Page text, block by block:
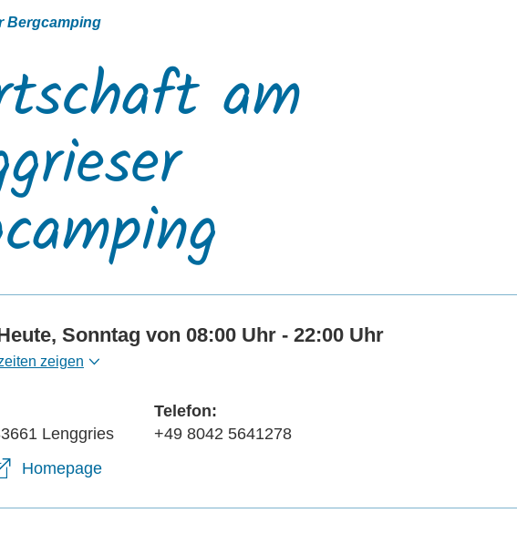
Bergcamping
am
Sonntag von 08:00 Uhr - 22:00 Uhr
zeigen
Lenggries
Telefon:
+49 8042 5641278
Homepage